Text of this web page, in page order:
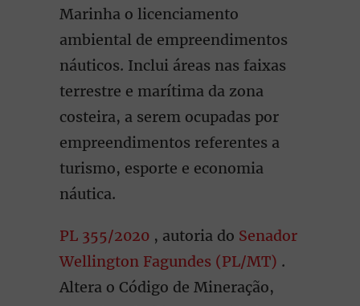
Marinha o licenciamento
ambiental de empreendimentos
náuticos. Inclui áreas nas faixas
terrestre e marítima da zona
costeira, a serem ocupadas por
empreendimentos referentes a
turismo, esporte e economia
náutica.
PL 355/2020 , autoria do Senador
Wellington Fagundes (PL/MT) .
Altera o Código de Mineração,